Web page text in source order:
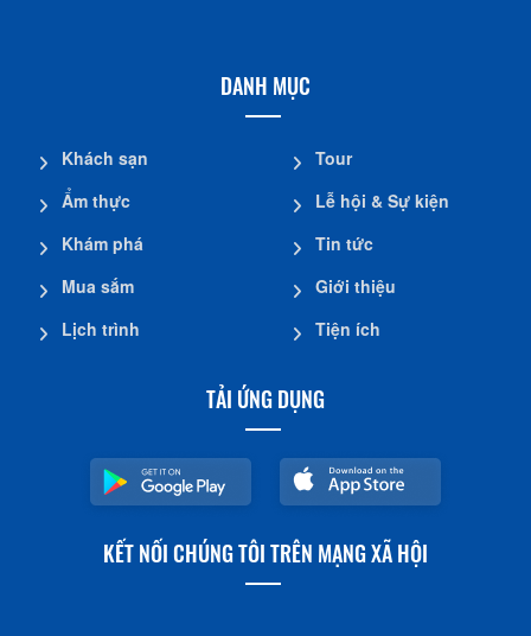
DANH MỤC
Khách sạn
Ẩm thực
Khám phá
Mua sắm
Lịch trình
Tour
Lễ hội & Sự kiện
Tin tức
Giới thiệu
Tiện ích
TẢI ỨNG DỤNG
KẾT NỐI CHÚNG TÔI TRÊN MẠNG XÃ HỘI